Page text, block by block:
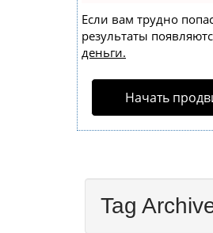
Если вам трудно
результаты
деньги.
Начать
Tag